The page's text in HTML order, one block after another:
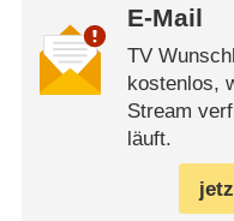
E-Mail
TV
kostenlos,
Stream
läuft.